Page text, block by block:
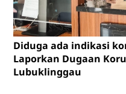
Diduga ada indikasi
Laporkan Dugaan
Lubuklinggau